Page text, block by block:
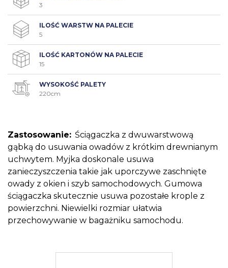
3
ILOŚĆ WARSTW NA PALECIE
5
ILOŚĆ KARTONÓW NA PALECIE
15
WYSOKOŚĆ PALETY
220cm
Zastosowanie: Ściągaczka z dwuwarstwową
gąbką do usuwania owadów z krótkim drewnianym
uchwytem. Myjka doskonale usuwa
zanieczyszczenia takie jak uporczywe zaschnięte
owady z okien i szyb samochodowych. Gumowa
ściągaczka skutecznie usuwa pozostałe krople z
powierzchni. Niewielki rozmiar ułatwia
przechowywanie w bagażniku samochodu.